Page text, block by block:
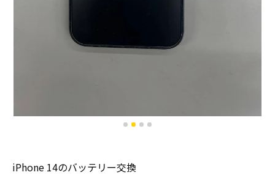
iPhone 14のバッテリー交換